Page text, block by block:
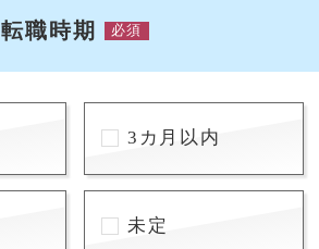
転職時期 必須
3カ月以内
未定